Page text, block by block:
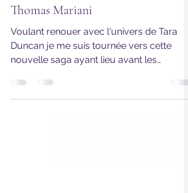
de Sophie Audouin-Mamikonian et
Thomas Mariani
Voulant renouer avec l'univers de Tara
Duncan je me suis tournée vers cette
nouvelle saga ayant lieu avant les
aventures de la jeune...